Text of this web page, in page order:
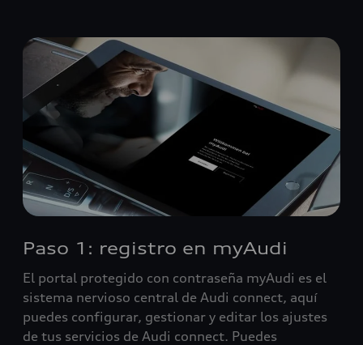
Paso 1: registro en myAudi
El portal protegido con contraseña myAudi es el
sistema nervioso central de Audi connect, aquí
puedes configurar, gestionar y editar los ajustes
de tus servicios de Audi connect. Puedes